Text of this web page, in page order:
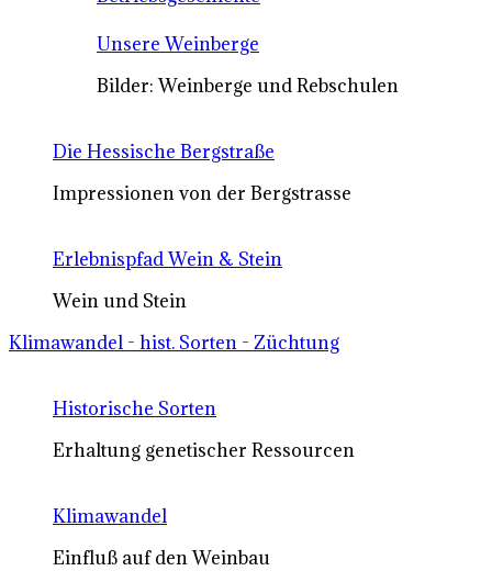
Unsere Weinberge
Bilder: Weinberge und Rebschulen
Die Hessische Bergstraße
Impressionen von der Bergstrasse
Erlebnispfad Wein & Stein
Wein und Stein
Klimawandel - hist. Sorten - Züchtung
Historische Sorten
Erhaltung genetischer Ressourcen
Klimawandel
Einfluß auf den Weinbau